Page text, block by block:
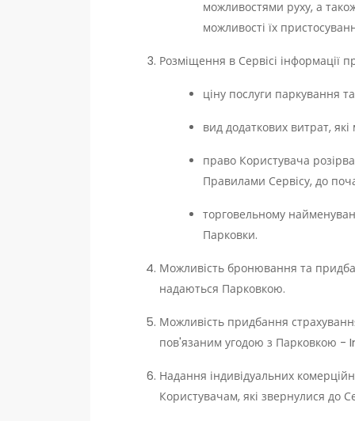
можливостями руху, а
можливості їх
Розміщення в Сервісі інформації
ціну послуги паркування
вид додаткових витрат,
право Користувача
Правилами Сервісу, до
торговельному
Парковки.
Можливість бронювання та
надаються Парковкою.
Можливість придбання
пов'язаним угодою з Парковкою -
Надання індивідуальних
Користувачам, які звернулися до